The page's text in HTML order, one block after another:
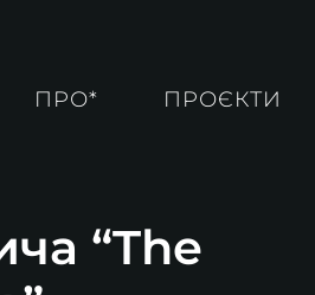
ПРО* ПРОЄКТИ
“The